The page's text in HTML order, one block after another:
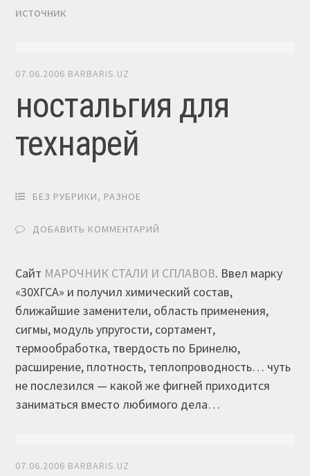
источник
07.06.2006 BARBARIS.UZ
ностальгия для
технарей
БЕЗ РУБРИКИ, РАЗНОЕ
ДОБАВИТЬ КОММЕНТАРИЙ
Сайт МАРОЧНИК СТАЛИ И СПЛАВОВ. Ввел марку
«30ХГСА» и получил химический состав,
ближайшие заменители, область применения,
сигмы, модуль упругости, сортамент,
термообработка, твердость по Бринелю,
расширение, плотность, теплопроводность… чуть
не послезился — какой же фигней приходится
заниматься вместо любимого дела…
07.06.2006 BARBARIS.UZ